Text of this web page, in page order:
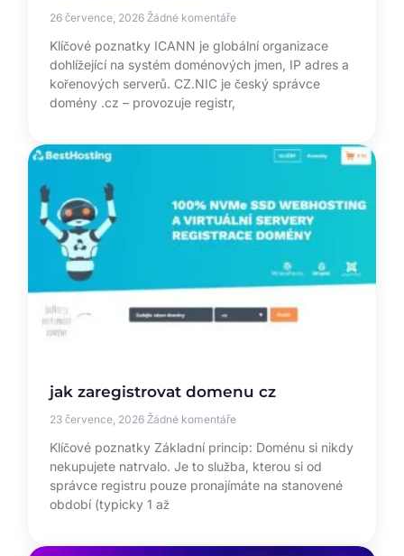
26 července, 2026 Žádné komentáře
Klíčové poznatky ICANN je globální organizace
dohlížející na systém doménových jmen, IP adres a
kořenových serverů. CZ.NIC je český správce
domény .cz – provozuje registr,
jak zaregistrovat domenu cz
23 července, 2026 Žádné komentáře
Klíčové poznatky Základní princip: Doménu si nikdy
nekupujete natrvalo. Je to služba, kterou si od
správce registru pouze pronajímáte na stanovené
období (typicky 1 až